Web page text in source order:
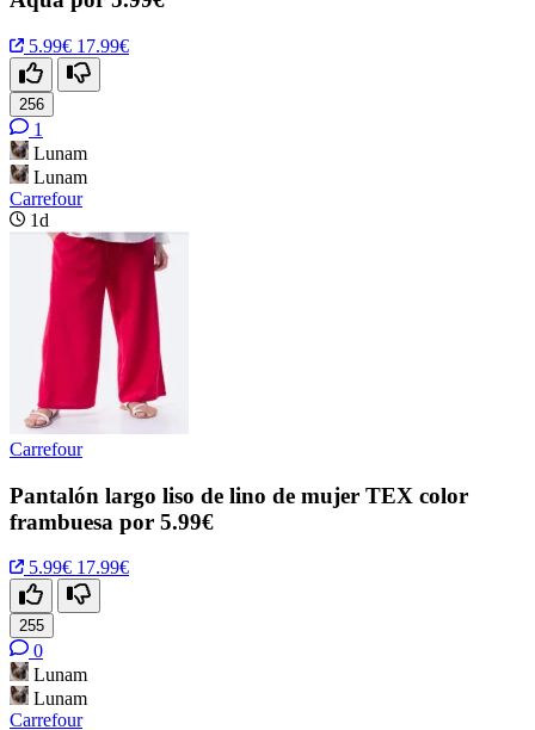
5.99€ 17.99€
256
1
Lunam
Lunam
Carrefour
1d
Carrefour
Pantalón largo liso de lino de mujer TEX color
frambuesa por 5.99€
5.99€ 17.99€
255
0
Lunam
Lunam
Carrefour